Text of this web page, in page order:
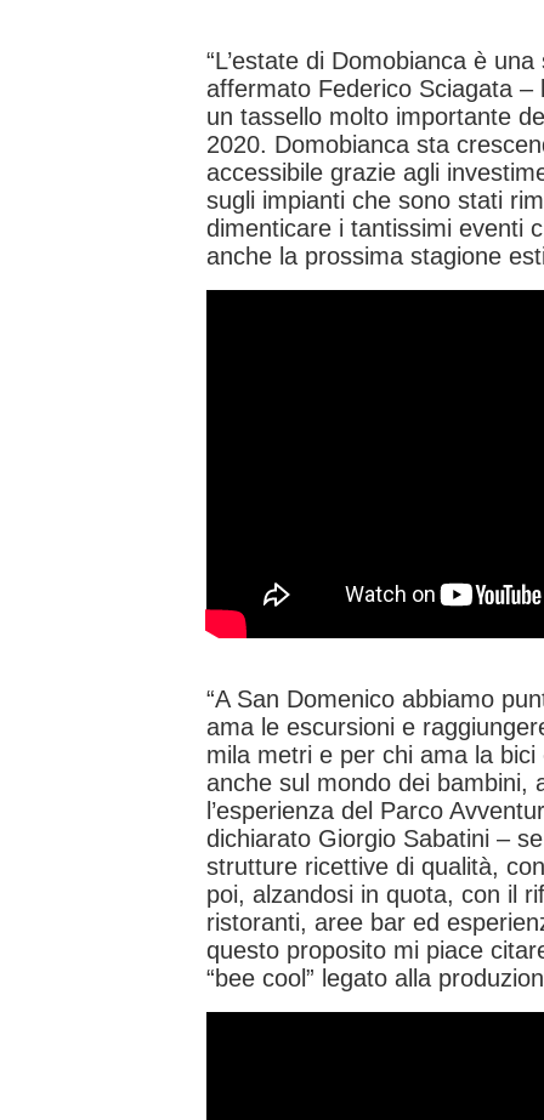
“L’estate di Domobianca è
affermato Federico Sciagata –
un tassello molto importante
2020. Domobianca sta
accessibile grazie agli
sugli impianti che sono stati
dimenticare i tantissimi eventi
anche la prossima stagione
“A San Domenico abbiamo
ama le escursioni e
mila metri e per chi ama la
anche sul mondo dei bambini,
l’esperienza del Parco
dichiarato Giorgio Sabatini –
strutture ricettive di qualità,
poi, alzandosi in quota, con il
ristoranti, aree bar ed
questo proposito mi piace
“bee cool” legato alla